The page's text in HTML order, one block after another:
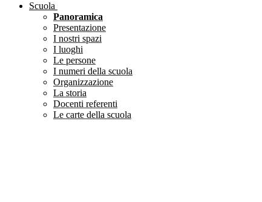
Scuola
Panoramica
Presentazione
I nostri spazi
I luoghi
Le persone
I numeri della scuola
Organizzazione
La storia
Docenti referenti
Le carte della scuola